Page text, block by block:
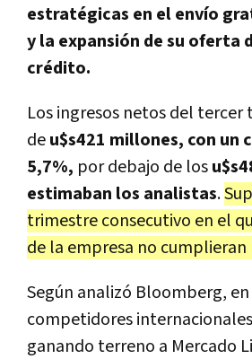
estratégicas en el envío
y la expansión de su oferta
crédito.
Los ingresos netos del
deu$s421 millones, con un
5,7%, por debajo de los
estimaban los analistas.
trimestre consecutivo en el
de la empresa no
Según analizó Bloomberg,
competidores
ganando terreno a Mercado